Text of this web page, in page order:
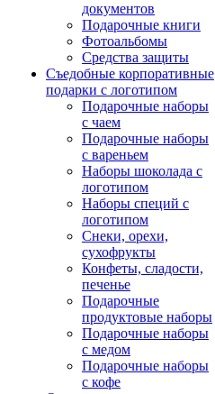
документов
Подарочные книги
Фотоальбомы
Средства защиты
Съедобные корпоративные
подарки с логотипом
Подарочные наборы
с чаем
Подарочные наборы
с вареньем
Наборы шоколада с
логотипом
Наборы специй с
логотипом
Снеки, орехи,
сухофрукты
Конфеты, сладости,
печенье
Подарочные
продуктовые наборы
Подарочные наборы
с медом
Подарочные наборы
с кофе